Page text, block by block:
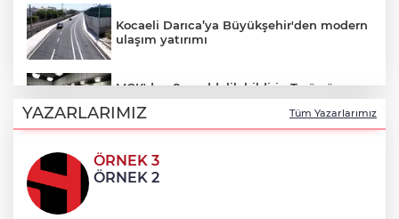
Kocaeli Darıca’ya Büyükşehir'den modern
ulaşım yatırımı
MGK'dan 8 maddelik bildiri... Terörsüz
Türkiye, bölgesel güvenlik ve Gazze
mesajı
Yakıt barcı filosuna iki yeni gemi
YAZARLARIMIZ Tüm Yazarlarımız
ÖRNEK 3
ÖRNEK 2